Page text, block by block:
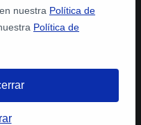
nuestra Política de
Política de